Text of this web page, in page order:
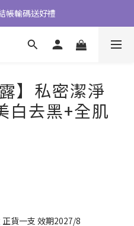
春露買2送1
帳輸碼送好禮
乾髮帽
】私密潔淨
白去黑+全肌
貨一支 效期2027/8